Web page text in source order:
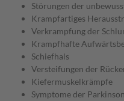
Störungen der
Krampfartiges
Verkrampfung der
Krampfhafte
Schiefhals
Versteifungen der
Kiefermuskelkrämpfe
Symptome der